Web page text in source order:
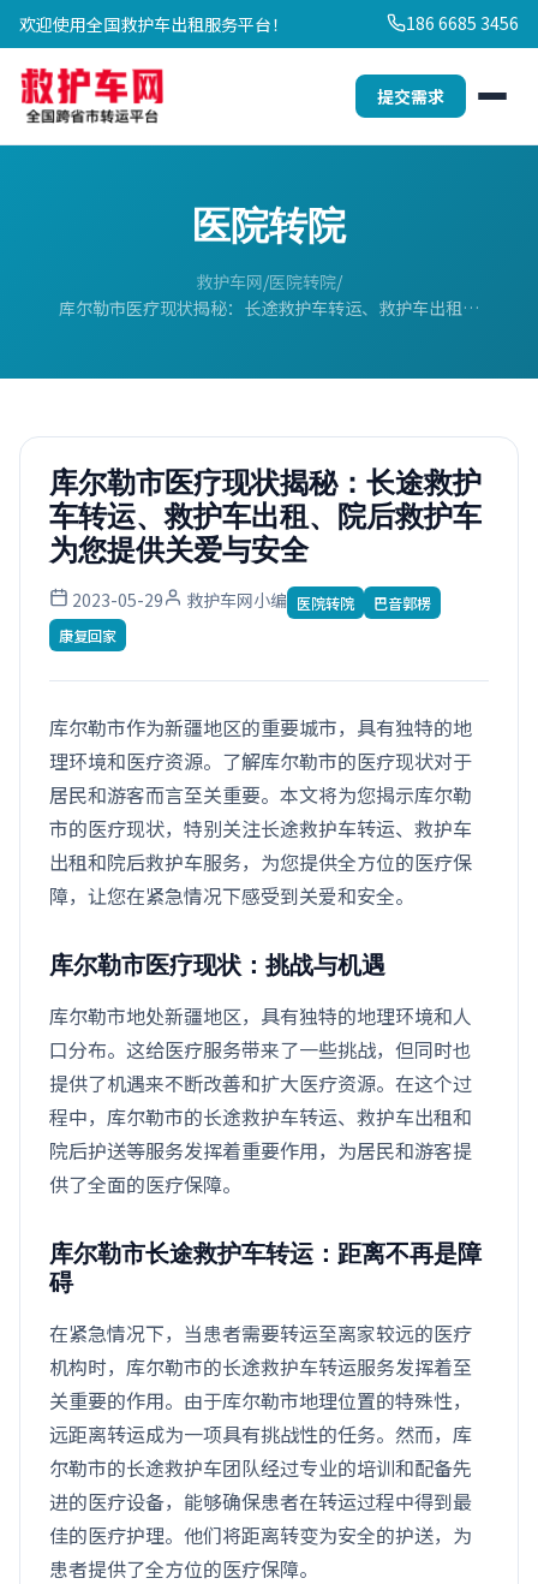
欢迎使用全国救护车出租服务平台！ 186 6685 3456
提交需求
医院转院
救护车网 医院转院
库尔勒市医疗现状揭秘：长途救护车转运、救护车出租…
库尔勒市医疗现状揭秘：长途救护
车转运、救护车出租、院后救护车
为您提供关爱与安全
2023-05-29 救护车网小编 医院转院
巴音郭楞
康复回家
库尔勒市作为新疆地区的重要城市，具有独特的地
理环境和医疗资源。了解库尔勒市的医疗现状对于
居民和游客而言至关重要。本文将为您揭示库尔勒
市的医疗现状，特别关注长途救护车转运、救护车
出租和院后救护车服务，为您提供全方位的医疗保
障，让您在紧急情况下感受到关爱和安全。
库尔勒市医疗现状：挑战与机遇
库尔勒市地处新疆地区，具有独特的地理环境和人
口分布。这给医疗服务带来了一些挑战，但同时也
提供了机遇来不断改善和扩大医疗资源。在这个过
程中，库尔勒市的长途救护车转运、救护车出租和
院后护送等服务发挥着重要作用，为居民和游客提
供了全面的医疗保障。
库尔勒市长途救护车转运：距离不再是障
碍
在紧急情况下，当患者需要转运至离家较远的医疗
机构时，库尔勒市的长途救护车转运服务发挥着至
关重要的作用。由于库尔勒市地理位置的特殊性，
远距离转运成为一项具有挑战性的任务。然而，库
尔勒市的长途救护车团队经过专业的培训和配备先
进的医疗设备，能够确保患者在转运过程中得到最
佳的医疗护理。他们将距离转变为安全的护送，为
患者提供了全方位的医疗保障。